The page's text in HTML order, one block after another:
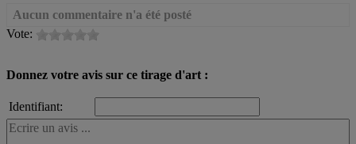
Aucun commentaire n'a été posté
Vote:
Donnez votre avis sur ce tirage d'art :
Identifiant: